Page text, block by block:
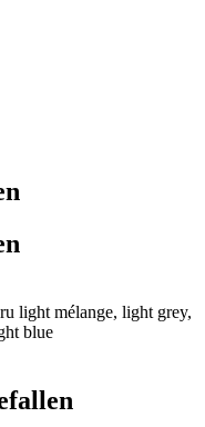
light mélange, light grey,
blue